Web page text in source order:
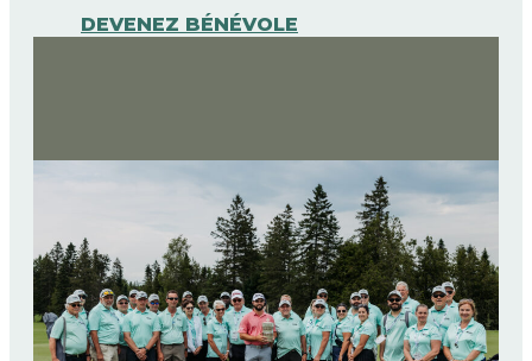
DEVENEZ BÉNÉVOLE